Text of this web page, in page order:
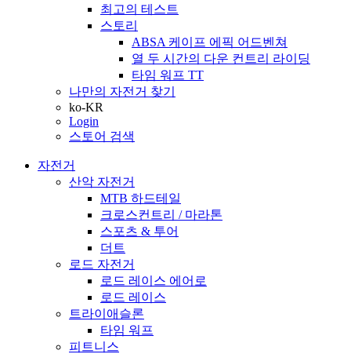
최고의 테스트
스토리
ABSA 케이프 에픽 어드벤쳐
열 두 시간의 다운 컨트리 라이딩
타임 워프 TT
나만의 자전거 찾기
ko-KR
Login
스토어 검색
자전거
산악 자전거
MTB 하드테일
크로스컨트리 / 마라톤
스포츠 & 투어
더트
로드 자전거
로드 레이스 에어로
로드 레이스
트라이애슬론
타임 워프
피트니스